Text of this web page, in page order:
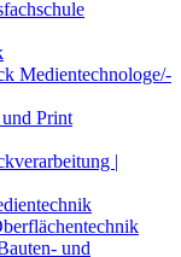
Medientechnologe/-
Print
|
und